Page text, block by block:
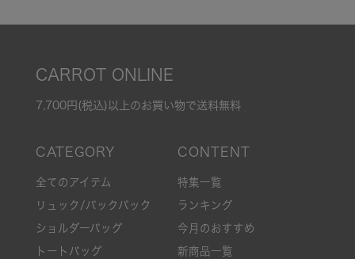
CARROT ONLINE
7,700円(税込)以上のお買い物で送料無料
全てのアイテム
リュック/バックパック
ショルダーバッグ
トートバッグ
特集一覧
ランキング
今月のおすすめ
新商品一覧